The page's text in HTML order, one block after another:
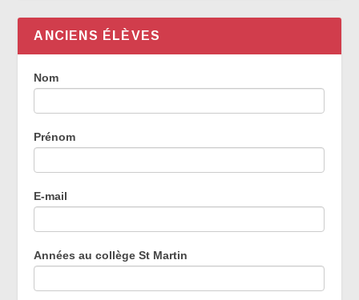
ANCIENS ÉLÈVES
Témoignages
des
Nom
Prénom
E-mail
Années au collège St Martin